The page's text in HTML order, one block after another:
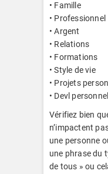
• Famille
• Professionnel
• Argent
• Relations
• Formations
• Style de vie
• Projets
• Devl personnel
Vérifiez bien
n’impactent
une personne
une phrase du
de tous » ou